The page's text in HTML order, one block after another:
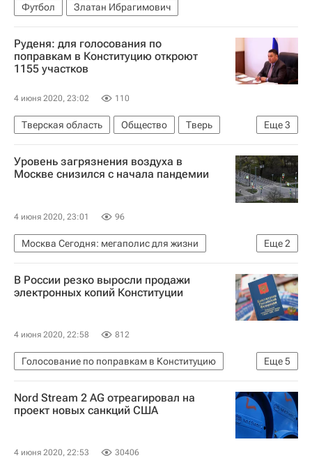
Футбол Златан Ибрагимович
Руденя: для голосования по
поправкам в Конституцию откроют
1155 участков
4 июня 2020, 23:02 110
Еще3
Тверская область Общество
Тверь
Тверская область
Конституция РФ
Игорь Руденя
Уровень загрязнения воздуха в
Москве снизился с начала пандемии
4 июня 2020, 23:01 96
Еще2
Москва Сегодня: мегаполис для жизни
Москва
Антон Кульбачевский
В России резко выросли продажи
электронных копий Конституции
4 июня 2020, 22:58 812
Еще5
Голосование по поправкам в Конституцию
Экономика
Владимир Путин
Конституция РФ
ЛитРес Россия
Nord Stream 2 AG отреагировал на
проект новых санкций США
4 июня 2020, 22:53 30406